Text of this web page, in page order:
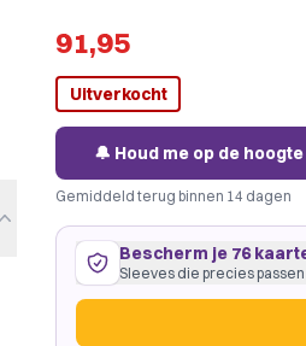
91,95
Uitverkocht
🔔 Houd me op de hoogte
Gemiddeld terug binnen 14 dagen
Bescherm je 76
Sleeves die precies passen